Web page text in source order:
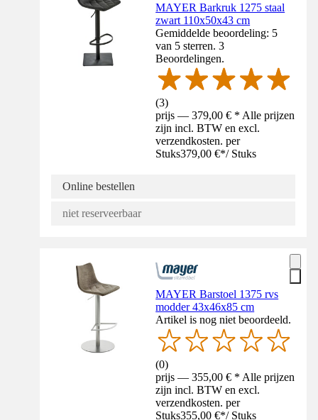
MAYER Barkruk 1275 staal
zwart 110x50x43 cm
Gemiddelde beoordeling: 5
van 5 sterren. 3
Beoordelingen.
(3)
prijs — 379,00 € * Alle prijzen
zijn incl. BTW en excl.
verzendkosten. per
Stuks379,00 €*/ Stuks
Online bestellen
niet reserveerbaar
MAYER Barstoel 1375 rvs
modder 43x46x85 cm
Artikel is nog niet beoordeeld.
(0)
prijs — 355,00 € * Alle prijzen
zijn incl. BTW en excl.
verzendkosten. per
Stuks355,00 €*/ Stuks